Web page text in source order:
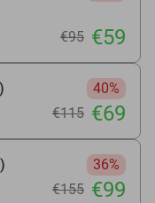
€95 €59
40%
€115 €69
36%
€155 €99